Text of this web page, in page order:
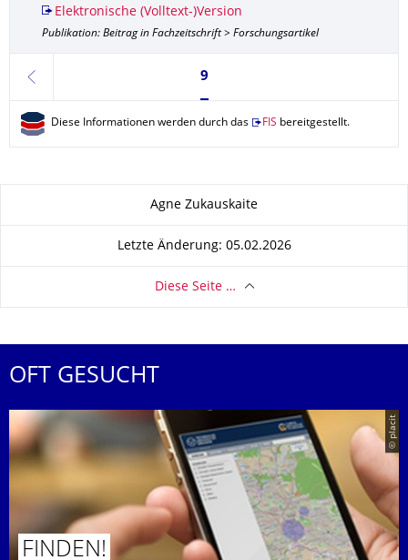
Elektronische (Volltext-)Version
Publikation: Beitrag in Fachzeitschrift > Forschungsartikel
zurück
Seite 9, aktuell ausgewählt
9
Diese Informationen werden durch das FIS bereitgestellt.
Agne Zukauskaite
Letzte Änderung: 05.02.2026
Diese Seite …
OFT GESUCHT
© placit
FINDEN!